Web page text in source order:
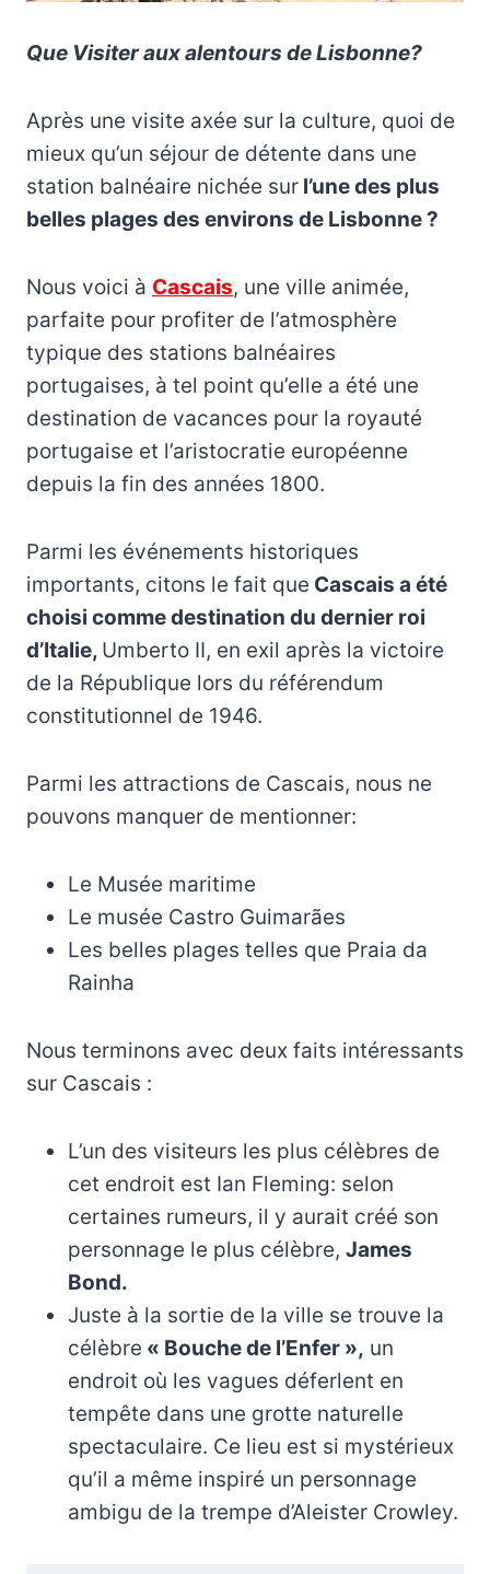
Que Visiter aux alentours de Lisbonne?
Après une visite axée sur la culture, quoi de
mieux qu’un séjour de détente dans une
station balnéaire nichée sur l’une des plus
belles plages des environs de Lisbonne ?
Nous voici à Cascais, une ville animée,
parfaite pour profiter de l’atmosphère
typique des stations balnéaires
portugaises, à tel point qu’elle a été une
destination de vacances pour la royauté
portugaise et l’aristocratie européenne
depuis la fin des années 1800.
Parmi les événements historiques
importants, citons le fait que Cascais a été
choisi comme destination du dernier roi
d’Italie, Umberto II, en exil après la victoire
de la République lors du référendum
constitutionnel de 1946.
Parmi les attractions de Cascais, nous ne
pouvons manquer de mentionner:
Le Musée maritime
Le musée Castro Guimarães
Les belles plages telles que Praia da
Rainha
Nous terminons avec deux faits intéressants
sur Cascais :
L’un des visiteurs les plus célèbres de
cet endroit est Ian Fleming: selon
certaines rumeurs, il y aurait créé son
personnage le plus célèbre, James
Bond.
Juste à la sortie de la ville se trouve la
célèbre « Bouche de l’Enfer », un
endroit où les vagues déferlent en
tempête dans une grotte naturelle
spectaculaire. Ce lieu est si mystérieux
qu’il a même inspiré un personnage
ambigu de la trempe d’Aleister Crowley.